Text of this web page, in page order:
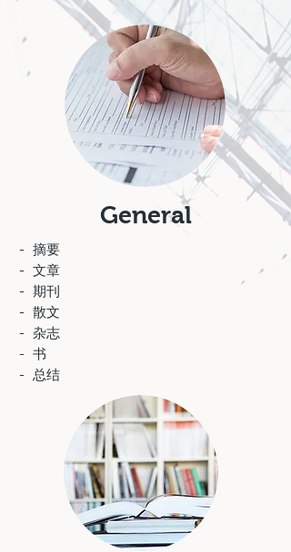
General
- 摘要
- 文章
- 期刊
- 散文
- 杂志
- 书
- 总结